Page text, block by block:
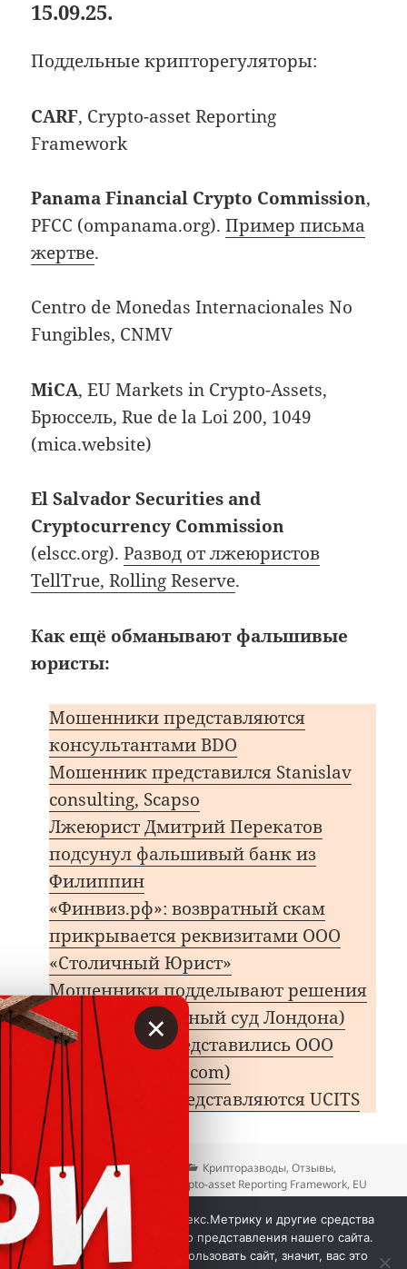
15.09.25.
Поддельные крипторегуляторы:
CARF, Crypto-asset Reporting
Framework
Panama Financial Crypto Commission,
PFCC (ompanama.org).Пример письма
жертве.
Centro de Monedas Internacionales No
Fungibles, CNMV
MiCA, EU Markets in Crypto-Assets,
Брюссель, Rue de la Loi 200, 1049
(mica.website)
El Salvador Securities and
Cryptocurrency Commission
(elscc.org).Развод от лжеюристов
TellTrue, Rolling Reserve.
Как ещё обманывают фальшивые
юристы:
Мошенники представляются
консультантами BDO
Мошенник представился Stanislav
consulting, Scapso
Лжеюрист Дмитрий Перекатов
подсунул фальшивый банк из
Филиппин
«Финвиз.рф»: возвратный скам
прикрывается реквизитами ООО
«Столичный Юрист»
Мошенники подделывают решения
LCIA (арбитражный суд Лондона)
Лжеюристы представились ООО
«ОЙ-ТИ» (oizoot.com)
Мошенники представляются UCITS
Опубликовано
15.09.2025 Рубрики
Крипторазводы,Отзывы,
Чёрный список
Crypto-asset Reporting Framework, EU
Markets in Crypto-Assets
MiCA,поддельные регуляторы,
Фальшивые юристы
Добавить комментарийк записи Чёрный
Мы используем куки, Яндекс.Метрику и другие средства
аналитики для наилучшего представления нашего сайта.
Если вы продолжите использовать сайт, значит, вас это
×